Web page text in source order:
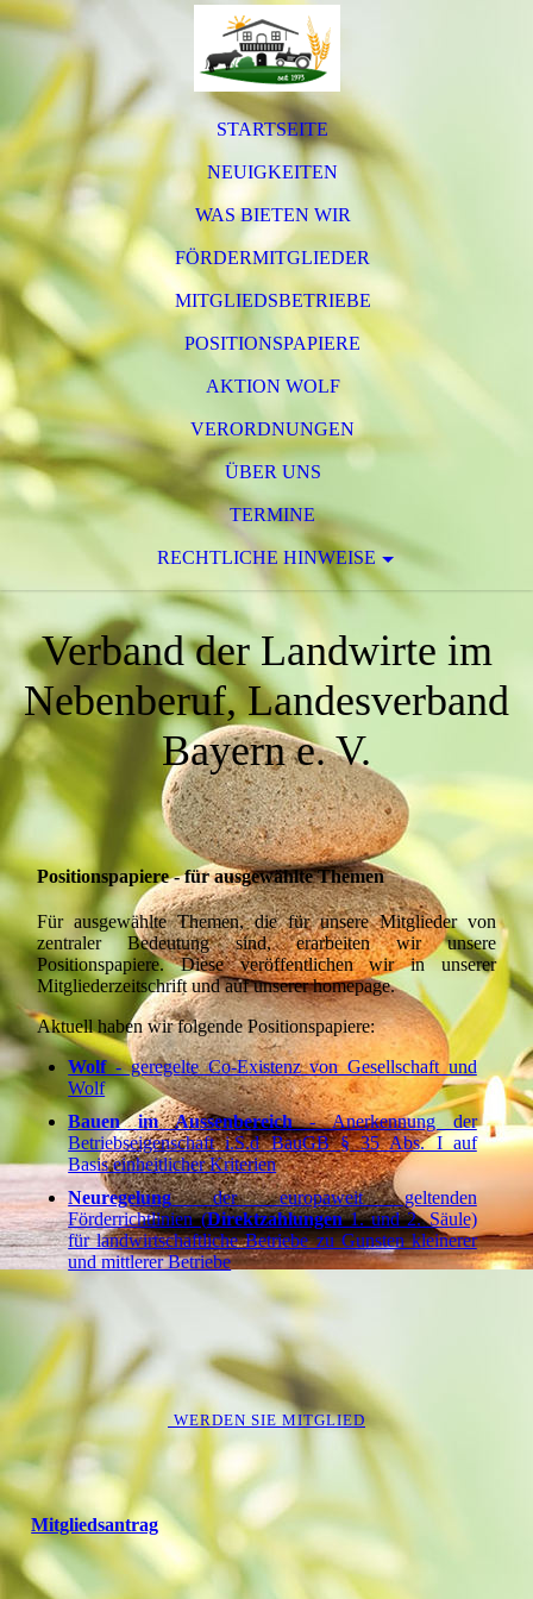
STARTSEITE
NEUIGKEITEN
WAS BIETEN WIR
FÖRDERMITGLIEDER
MITGLIEDSBETRIEBE
POSITIONSPAPIERE
AKTION WOLF
VERORDNUNGEN
ÜBER UNS
TERMINE
RECHTLICHE HINWEISE
Verband der Landwirte im
Nebenberuf, Landesverband
Bayern e. V.
Positionspapiere - für ausgewählte Themen
Für ausgewählte Themen, die für unsere Mitglieder von
zentraler Bedeutung sind, erarbeiten wir unsere
Positionspapiere. Diese veröffentlichen wir in unserer
Mitgliederzeitschrift und auf unserer homepage.
Aktuell haben wir folgende Positionspapiere:
Wolf- geregelte Co-Existenz von Gesellschaft und
Wolf
Bauen im Aussenbereich- Anerkennung der
Betriebseigenschaft i.S.d BauGB § 35 Abs. I auf
Basis einheitlicher Kriterien
Neuregelungder europaweit geltenden
Förderrichtlinien (Direktzahlungen1. und 2. Säule)
für landwirtschaftliche Betriebe zu Gunsten kleinerer
und mittlerer Betriebe
WERDEN SIE MITGLIED
Mitgliedsantrag